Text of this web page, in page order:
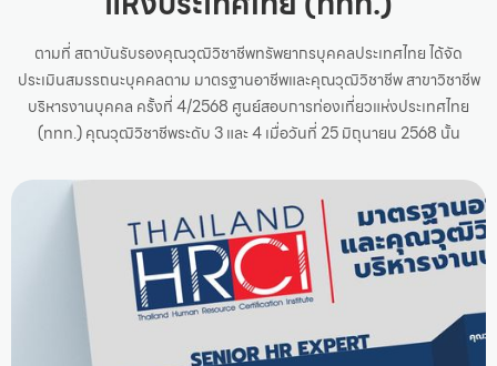
ตามที่ สถาบันรับรองคุณวุฒิวิชาชีพทรัพยากรบุคคลประเทศไทย ได้จัด
ประเมินสมรรถนะบุคคลตาม มาตรฐานอาชีพและคุณวุฒิวิชาชีพ สาขาวิชาชีพ
บริหารงานบุคคล ครั้งที่ 4/2568 ศูนย์สอบการท่องเที่ยวแห่งประเทศไทย
(ททท.) คุณวุฒิวิชาชีพระดับ 3 และ 4 เมื่อวันที่ 25 มิถุนายน 2568 นั้น